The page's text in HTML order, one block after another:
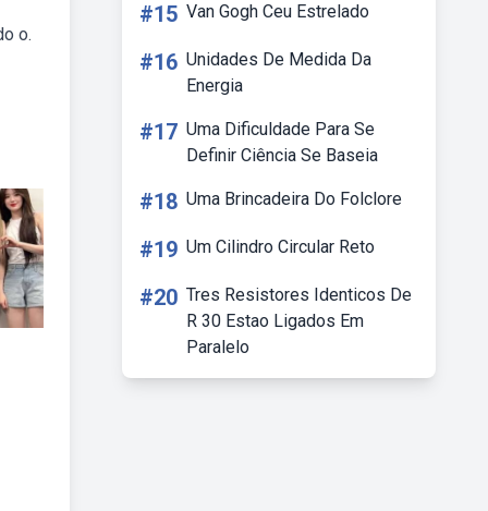
o.
#15 Van Gogh Ceu Estrelado
#16 Unidades De Medida Da
Energia
#17 Uma Dificuldade Para Se
Definir Ciência Se Baseia
#18 Uma Brincadeira Do Folclore
#19 Um Cilindro Circular Reto
#20 Tres Resistores Identicos De
R 30 Estao Ligados Em
Paralelo